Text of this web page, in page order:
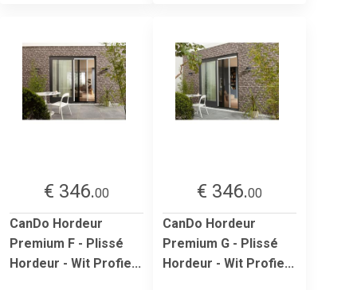
€ 346.00
CanDo Hordeur
Premium F - Plissé
Hordeur - Wit Profie...
€ 346.00
CanDo Hordeur
Premium G - Plissé
Hordeur - Wit Profie...